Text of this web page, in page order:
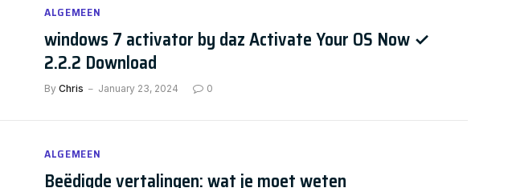
ALGEMEEN
windows 7 activator by daz Activate Your OS Now ✓
2.2.2 Download
By Chris January 23, 2024 0
ALGEMEEN
Beëdigde vertalingen: wat je moet weten